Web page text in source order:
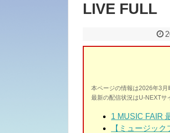
LIVE FULL
本ページの情報は2026年3月
最新の配信状況はU-NEXTサ
1 MUSIC FAIR
【ミュージッ